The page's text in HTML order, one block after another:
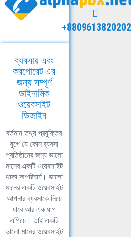
+8809613820202
ব্যবসায় এবং
করপোরেট এর
জন্য সম্পূর্ণ
ডাইনামিক
ওয়েবসাইট
ডিজাইন
বর্তমান তথ্য প্রযুক্তির
যুগে যে কোন ব্যবসা
প্রতিষ্ঠানের জন্য ভালো
মানের একটি ওয়েবসাইট
থাকা অপরিহার্য। ভালো
মানের একটি ওয়েবসাইট
আপনার ব্যবসাকে নিয়ে
যাবে আর এক ধাপ
এগিয়ে। তাই একটি
ভালো মানের ওয়েবসাইট